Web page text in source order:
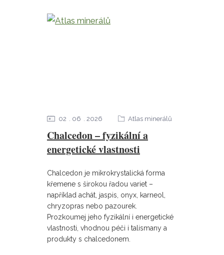
Chalcedon – fyzikální a
energetické vlastnosti
02 06 2026 Atlas minerálů
Chalcedon je mikrokrystalická forma
křemene s širokou řadou variet –
například achát, jaspis, onyx, karneol,
chryzopras nebo pazourek.
Prozkoumej jeho fyzikální i energetické
vlastnosti, vhodnou péči i talismany a
produkty s chalcedonem.